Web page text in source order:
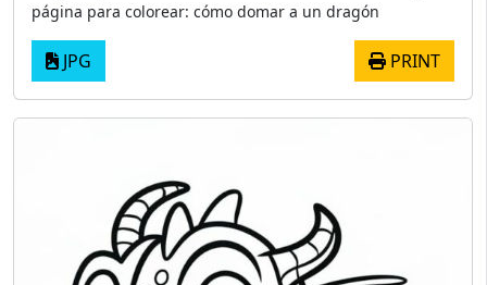
página para colorear: cómo domar a un dragón
JPG PRINT